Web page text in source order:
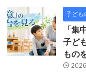
子ども
「集
子ど
もの